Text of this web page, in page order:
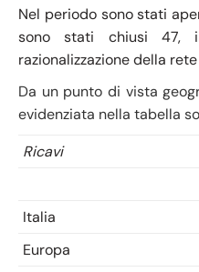
Nel periodo sono stati
sono stati chiusi
razionalizzazione della
Da un punto di vista
evidenziata nella tabella
Ricavi
Italia
Europa